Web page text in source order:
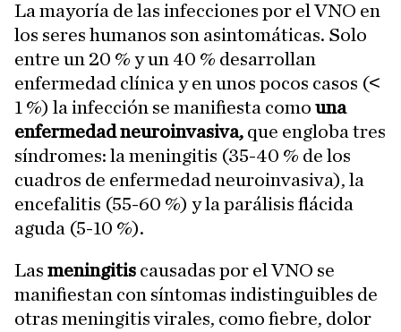
La mayoría de las infecciones por el VNO en
los seres humanos son asintomáticas. Solo
entre un 20 % y un 40 % desarrollan
enfermedad clínica y en unos pocos casos (˂
1 %) la infección se manifiesta como una
enfermedad neuroinvasiva, que engloba tres
síndromes: la meningitis (35-40 % de los
cuadros de enfermedad neuroinvasiva), la
encefalitis (55-60 %) y la parálisis flácida
aguda (5-10 %).
Las meningitis causadas por el VNO se
manifiestan con síntomas indistinguibles de
otras meningitis virales, como fiebre, dolor